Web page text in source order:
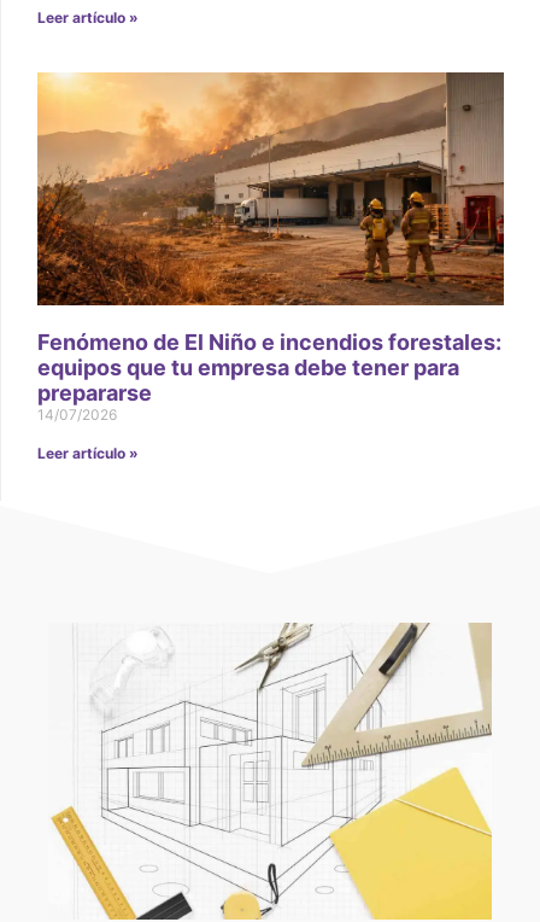
Leer artículo »
Fenómeno de El Niño e incendios forestales:
equipos que tu empresa debe tener para
prepararse
14/07/2026
Leer artículo »